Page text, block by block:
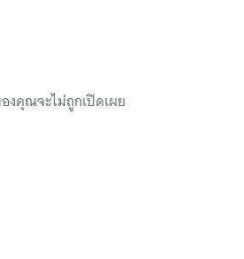
งคุณจะไม่ถูกเปิดเผย